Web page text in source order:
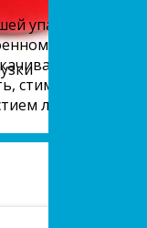
упаковке
малышу,
из
стимулируют
любимого